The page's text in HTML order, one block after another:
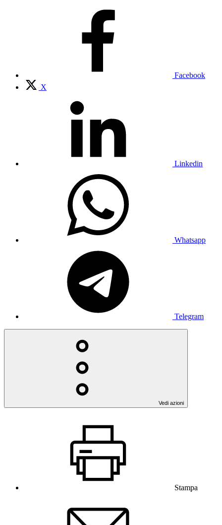
Facebook
X
Linkedin
Whatsapp
Telegram
Vedi azioni
Stampa